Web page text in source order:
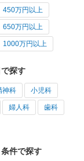
450万円以上
650万円以上
1000万円以上
探す
神科 小児科
婦人科 歯科
件で探す